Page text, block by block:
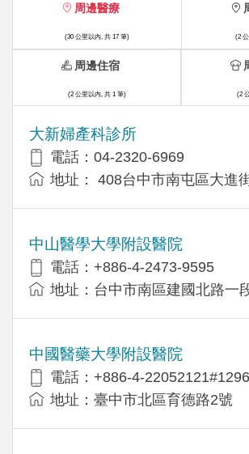
周邊醫療
(30 公里以內, 共 17 筆)
大新婦產科診所
電話：04-2320-6969
地址： 408台中市南屯區大進
中山醫學大學附設醫院
電話：+886-4-2473-9595
地址：台中市南區建國北路一
中國醫藥大學附設醫院
電話：+886-4-
地址：臺中市北區育德路2號
(2
周邊住宿
(2 公里以內, 共 1 筆) (2